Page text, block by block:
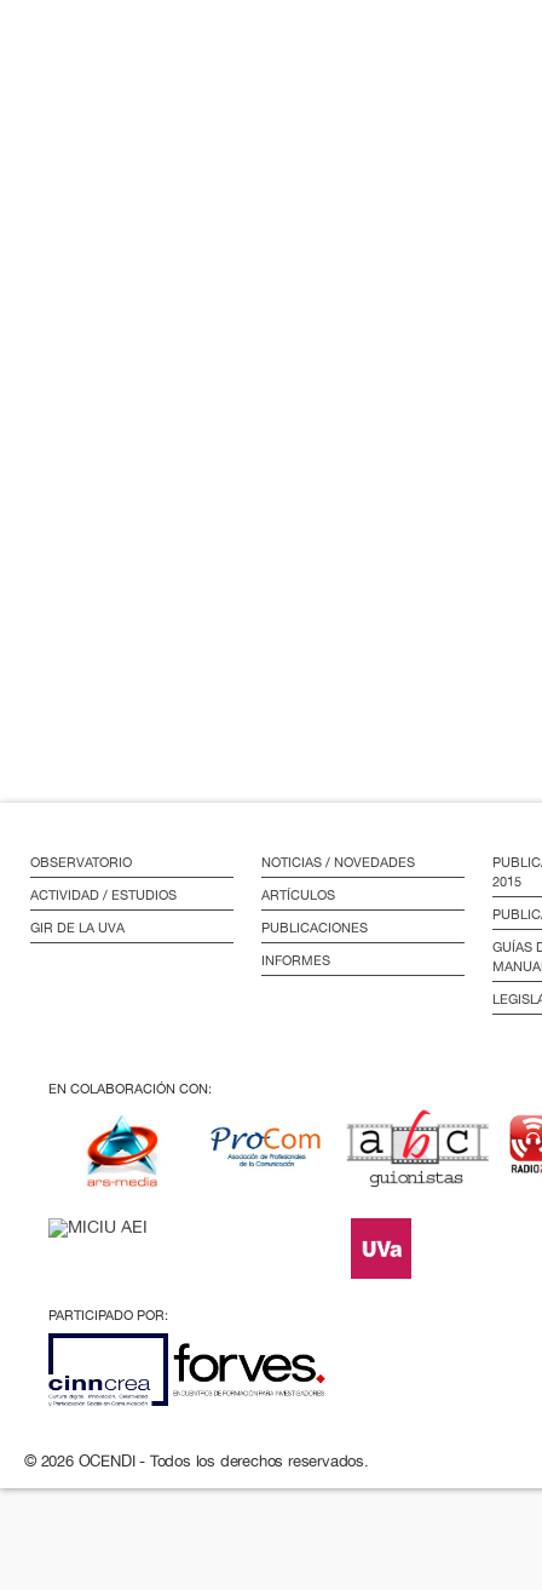
OBSERVATORIO
ACTIVIDAD / ESTUDIOS
GIR DE LA UVA
NOTICIAS / NOVEDADES
ARTÍCULOS
PUBLICACIONES
INFORMES
2015
GUÍAS
EN COLABORACIÓN CON:
PARTICIPADO POR:
© 2026 OCENDI - Todos los derechos reservados.